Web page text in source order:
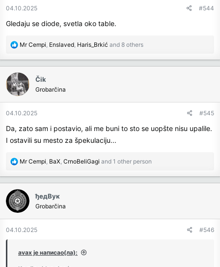
n
:
04.10.2025 #544
Gledaju se diode, svetla oko table.
R
c
t
i
o
n
:
Mr Cempi, Enslaved, Haris_Brkić and 8 others
Čik
Grobarčina
04.10.2025 #545
Da, zato sam i postavio, ali me buni to sto se uopšte nisu upalile.
I ostavili su mesto za špekulaciju...
R
c
t
i
o
n
Mr Cempi, BaX, CrnoBeliGagi and 1 other person
ђедВук
Grobarčina
04.10.2025 #546
avax је написао(ла):